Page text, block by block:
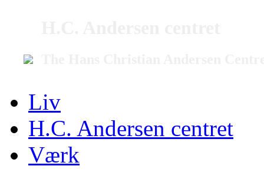
Liv
H.C. Andersen centret
Værk